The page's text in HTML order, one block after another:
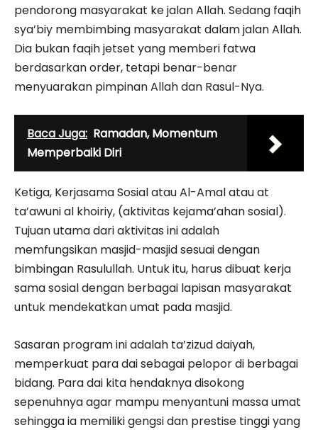
pendorong masyarakat ke jalan Allah. Sedang faqih
sya’biy membimbing masyarakat dalam jalan Allah.
Dia bukan faqih jetset yang memberi fatwa
berdasarkan order, tetapi benar-benar
menyuarakan pimpinan Allah dan Rasul-Nya.
Baca Juga: Ramadan, Momentum
Memperbaiki Diri
Ketiga, Kerjasama Sosial atau Al-Amal atau at
ta’awuni al khoiriy, (aktivitas kejama’ahan sosial).
Tujuan utama dari aktivitas ini adalah
memfungsikan masjid-masjid sesuai dengan
bimbingan Rasulullah. Untuk itu, harus dibuat kerja
sama sosial dengan berbagai lapisan masyarakat
untuk mendekatkan umat pada masjid.
Sasaran program ini adalah ta’zizud daiyah,
memperkuat para dai sebagai pelopor di berbagai
bidang. Para dai kita hendaknya disokong
sepenuhnya agar mampu menyantuni massa umat
sehingga ia memiliki gengsi dan prestise tinggi yang